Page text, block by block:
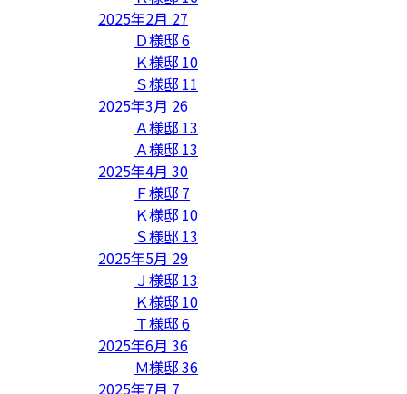
2025年2月 27
Ｄ様邸6
Ｋ様邸 10
Ｓ様邸 11
2025年3月 26
Ａ様邸 13
Ａ様邸 13
2025年4月 30
Ｆ様邸 7
Ｋ様邸 10
Ｓ様邸 13
2025年5月 29
Ｊ様邸 13
Ｋ様邸 10
Ｔ様邸6
2025年6月 36
Ｍ様邸36
2025年7月 7